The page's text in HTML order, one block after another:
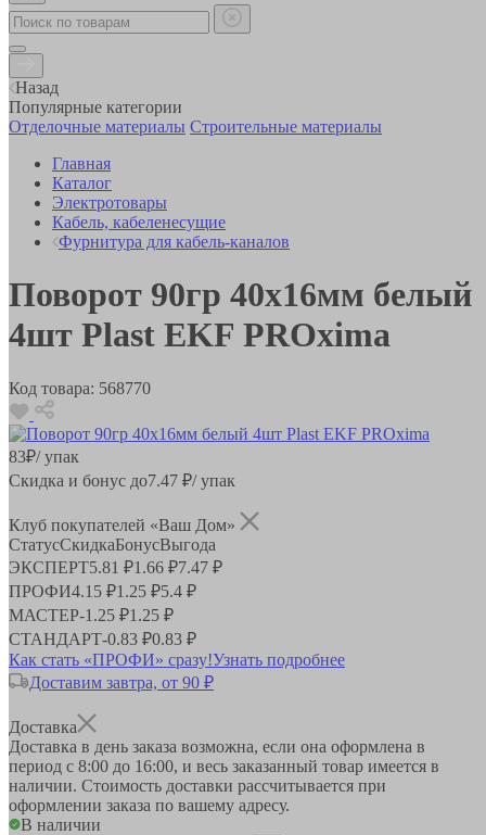
Назад
Популярные категории
Отделочные материалы Строительные материалы
Главная
Каталог
Электротовары
Кабель, кабеленесущие
Фурнитура для кабель-каналов
Поворот 90гр 40х16мм белый
4шт Plast EKF PROxima
Код товара: 568770
83₽/ упак
Скидка и бонус до7.47 ₽/ упак
Клуб покупателей «Ваш Дом»
СтатусСкидкаБонусВыгода
ЭКСПЕРТ5.81 ₽1.66 ₽7.47 ₽
ПРОФИ4.15 ₽1.25 ₽5.4 ₽
МАСТЕР-1.25 ₽1.25 ₽
СТАНДАРТ-0.83 ₽0.83 ₽
Как стать «ПРОФИ» сразу!Узнать подробнее
Доставим завтра, от 90 ₽
Доставка
Доставка в день заказа возможна, если она оформлена в
период с 8:00 до 16:00, и весь заказанный товар имеется в
наличии. Стоимость доставки рассчитывается при
оформлении заказа по вашему адресу.
В наличии